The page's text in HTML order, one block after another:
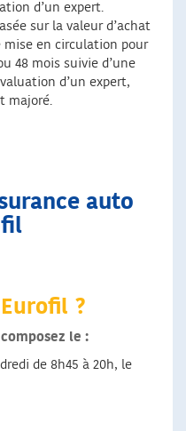
d’un expert.
sur la valeur d’achat
mise en circulation pour
48 mois suivie d’une
d’un expert,
majoré.
auto
?
le :
de 8h45 à 20h, le